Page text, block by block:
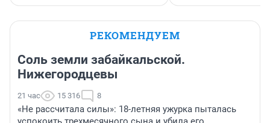
РЕКОМЕНДУЕМ
Соль земли забайкальской.
Нижегородцевы
21 час 15 316 8
«Не рассчитала силы»: 18-летняя ужурка пыталась